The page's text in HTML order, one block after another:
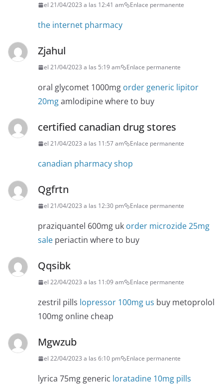
el 21/04/2023 a las 12:41 am Enlace permanente
the internet pharmacy
Zjahul
el 21/04/2023 a las 5:19 am Enlace permanente
oral glycomet 1000mg order generic lipitor
20mgamlodipine where to buy
certified canadian drug stores
el 21/04/2023 a las 11:57 am Enlace permanente
canadian pharmacy shop
Qgfrtn
el 21/04/2023 a las 12:30 pm Enlace permanente
praziquantel 600mg uk order microzide 25mg
sale periactin where to buy
Qqsibk
el 22/04/2023 a las 11:09 am Enlace permanente
zestril pills lopressor 100mg us buy metoprolol
100mg online cheap
Mgwzub
el 22/04/2023 a las 6:10 pm Enlace permanente
lyrica 75mg generic loratadine 10mg pills